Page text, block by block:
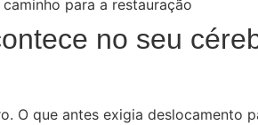
no seu
O que antes exigia deslocamento